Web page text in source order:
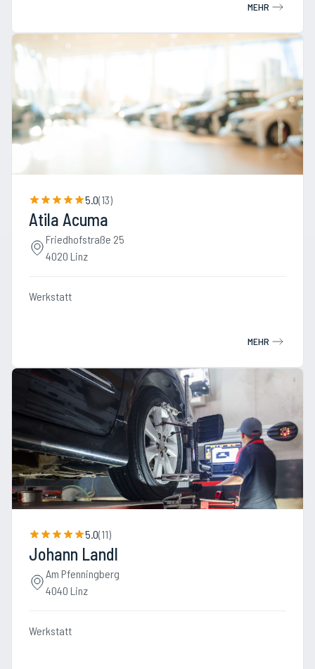
MEHR
5.0(13)
Atila Acuma
Friedhofstraße 25
4020 Linz
Werkstatt
MEHR
5.0(11)
Johann Landl
Am Pfenningberg
4040 Linz
Werkstatt